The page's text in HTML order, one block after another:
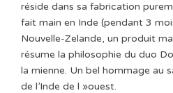
réside dans sa fabrication
fait main en Inde (pendant 3
Nouvelle-Zelande, un produit
résume la philosophie du duo
la mienne. Un bel hommage au
de l’Inde de l »ouest.